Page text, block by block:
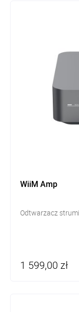
WiiM Amp
Odtwarzacz
1 599,00 zł